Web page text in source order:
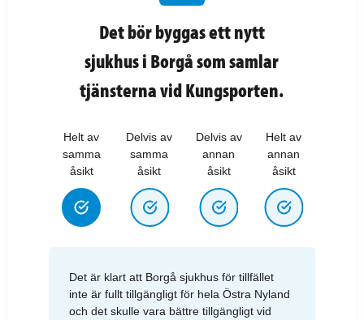
Det bör byggas ett nytt
sjukhus i Borgå som samlar
tjänsterna vid Kungsporten.
Helt av
samma
åsikt
Delvis av
samma
åsikt
Delvis av
annan
åsikt
Helt av
annan
åsikt
Det är klart att Borgå sjukhus för tillfället
inte är fullt tillgängligt för hela Östra Nyland
och det skulle vara bättre tillgängligt vid